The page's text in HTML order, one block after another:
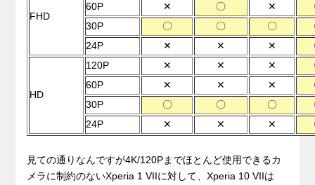
FHD
60P
✕ 〇 ✕
30P
〇 〇 〇
24P
✕ ✕ ✕
HD
120P ✕ ✕ ✕
60P
✕ ✕ ✕
30P
〇 〇 〇
24P
✕ ✕ ✕
見ての通りなんですが4K/120Pまでほとんど使用できるカ
メラに制約のないXperia 1 VIIに対して、Xperia 10 VIIは